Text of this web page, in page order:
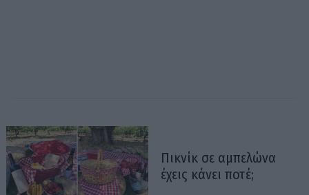
Πικνίκ σε αμπελώνα
έχεις κάνει ποτέ;